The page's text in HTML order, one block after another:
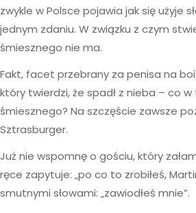
zwykle w Polsce pojawia jak się użyje
jednym zdaniu. W związku z czym
śmiesznego nie ma.
Fakt, facet przebrany za penisa na
który twierdzi, że spadł z nieba – co
śmiesznego? Na szczęście zawsze
Sztrasburger.
Już nie wspomnę o gościu, który
ręce zapytuje: „po co to zrobiłeś,
smutnymi słowami: „zawiodłeś mnie”.